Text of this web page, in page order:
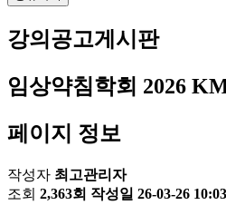
강의공고게시판
임상약침학회 2026
페이지 정보
작성자 최고관리자
조회 2,363회 작성일 26-03-26 10:03